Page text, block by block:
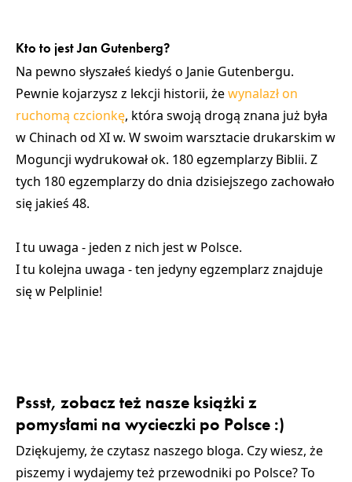
Kto to jest Jan Gutenberg?
Na pewno słyszałeś kiedyś o Janie Gutenbergu.
Pewnie kojarzysz z lekcji historii, żewynalazł on
ruchomą czcionkę, która swoją drogą znana już była
w Chinach od XI w. W swoim warsztacie drukarskim w
Moguncji wydrukował ok. 180 egzemplarzy Biblii. Z
tych 180 egzemplarzy do dnia dzisiejszego zachowało
się jakieś 48.
I tu uwaga - jeden z nich jest w Polsce.
I tu kolejna uwaga - ten jedyny egzemplarz znajduje
się w Pelplinie!
Pssst, zobacz też nasze książki z
pomysłami na wycieczki po Polsce :)
Dziękujemy, że czytasz naszego bloga. Czy wiesz, że
piszemy i wydajemy też przewodniki po Polsce? To